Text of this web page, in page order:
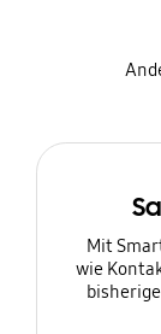
Mit
wie